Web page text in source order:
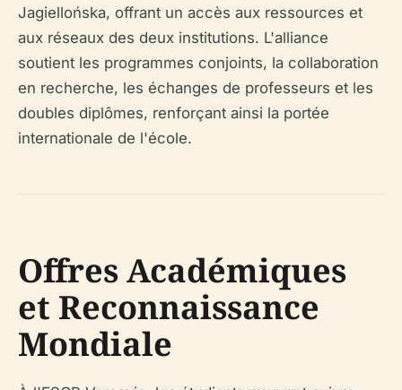
Jagiellońska, offrant un accès aux ressources et
aux réseaux des deux institutions. L'alliance
soutient les programmes conjoints, la collaboration
en recherche, les échanges de professeurs et les
doubles diplômes, renforçant ainsi la portée
internationale de l'école.
Offres Académiques
et Reconnaissance
Mondiale